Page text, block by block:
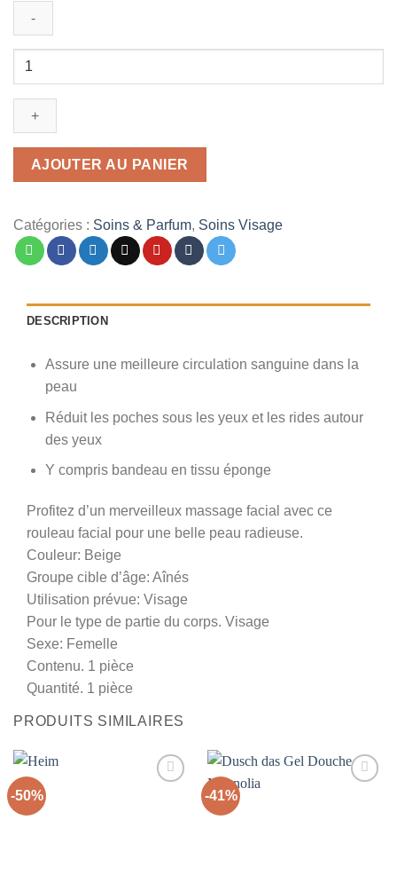
quantité
Jade
Roller
Massage
AJOUTER AU PANIER
Catégories : Soins & Parfum, Soins Visage
DESCRIPTION
Assure une meilleure circulation sanguine dans la
peau
Réduit les poches sous les yeux et les rides autour
des yeux
Y compris bandeau en tissu éponge
Profitez d’un merveilleux massage facial avec ce
rouleau facial pour une belle peau radieuse.
Couleur: Beige
Groupe cible d’âge: Aînés
Utilisation prévue: Visage
Pour le type de partie du corps. Visage
Sexe: Femelle
Contenu. 1 pièce
Quantité. 1 pièce
PRODUITS SIMILAIRES
-50% -41%